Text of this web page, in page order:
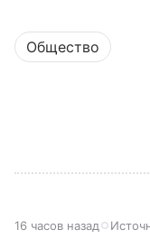
Общество
16 часов назад